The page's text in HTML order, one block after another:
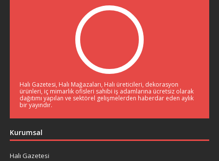
Halı Gazetesi, Halı Mağazaları, Halı üreticileri, dekorasyon
ürünleri, iç mimarlık ofisleri sahibi iş adamlarına ücretsiz olarak
dağıtımı yapılan ve sektörel gelişmelerden haberdar eden aylık
bir yayındır.
Kurumsal
Halı Gazetesi